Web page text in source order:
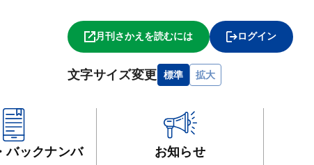
月刊さかえを読むには ログイン
文字サイズ変更 標準 拡大
バックナンバ
お知らせ